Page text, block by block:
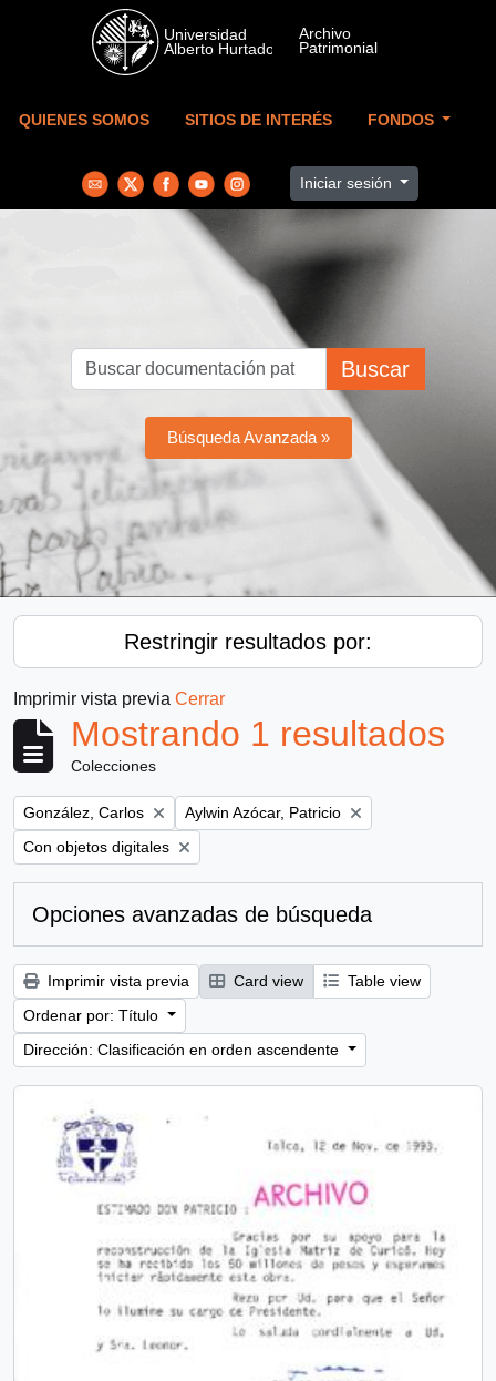
Skip to main content
QUIENES SOMOS SITIOS DE INTERÉS FONDOS
Iniciar sesión
Buscar
Búsqueda Avanzada »
Restringir resultados por:
Imprimir vista previa Cerrar
Mostrando 1 resultados
Colecciones
Remove filter:
González, Carlos Remove filter:
Aylwin Azócar, Patricio
Remove filter:
Con objetos digitales
Opciones avanzadas de búsqueda
Imprimir vista previa Card view
Table view
Ordenar por: Título
Dirección: Clasificación en orden ascendente